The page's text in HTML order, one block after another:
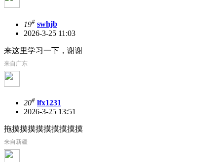
19# swhjb
2026-3-25 11:03
来这里学习一下，谢谢
来自广东
20# lfx1231
2026-3-25 13:51
拖摸摸摸摸摸摸摸摸摸
来自新疆